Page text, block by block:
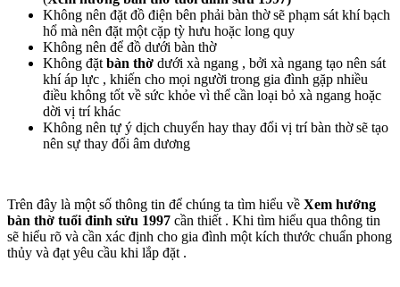
Không nên đặt đồ điện bên phải bàn thờ sẽ phạm sát khí bạch
hổ mà nên đặt một cặp tỳ hưu hoặc long quy
Không nên để đồ dưới bàn thờ
Không đặt bàn thờ dưới xà ngang , bởi xà ngang tạo nên sát
khí áp lực , khiến cho mọi người trong gia đình gặp nhiều
điều không tốt về sức khỏe vì thể cần loại bỏ xà ngang hoặc
dời vị trí khác
Không nên tự ý dịch chuyển hay thay đổi vị trí bàn thờ sẽ tạo
nên sự thay đổi âm dương
Trên đây là một số thông tin để chúng ta tìm hiểu về Xem hướng
bàn thờ tuổi đinh sửu 1997 cần thiết . Khi tìm hiểu qua thông tin
sẽ hiểu rõ và cần xác định cho gia đình một kích thước chuẩn phong
thủy và đạt yêu cầu khi lắp đặt .